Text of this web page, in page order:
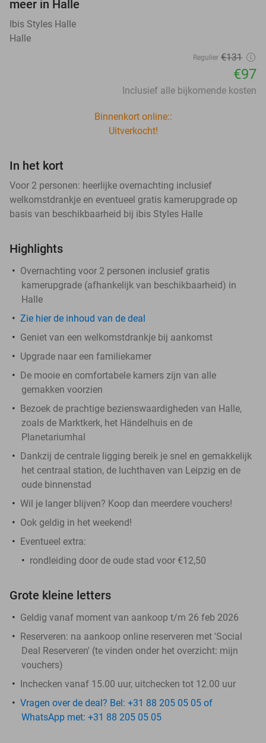
meer in Halle
Ibis Styles Halle
Halle
Regulier €131
€97
Inclusief alle bijkomende kosten
Binnenkort online::
Uitverkocht!
In het kort
Voor 2 personen: heerlijke overnachting inclusief
welkomstdrankje en eventueel gratis kamerupgrade op
basis van beschikbaarheid bij ibis Styles Halle
Highlights
Overnachting voor 2 personen inclusief gratis
kamerupgrade (afhankelijk van beschikbaarheid) in
Halle
Zie hier de inhoud van de deal
Geniet van een welkomstdrankje bij aankomst
Upgrade naar een familiekamer
De mooie en comfortabele kamers zijn van alle
gemakken voorzien
Bezoek de prachtige bezienswaardigheden van Halle,
zoals de Marktkerk, het Händelhuis en de
Planetariumhal
Dankzij de centrale ligging bereik je snel en gemakkelijk
het centraal station, de luchthaven van Leipzig en de
oude binnenstad
Wil je langer blijven? Koop dan meerdere vouchers!
Ook geldig in het weekend!
Eventueel extra:
rondleiding door de oude stad voor €12,50
Grote kleine letters
Geldig vanaf moment van aankoop t/m 26 feb 2026
Reserveren: na aankoop online reserveren met 'Social
Deal Reserveren' (te vinden onder het overzicht: mijn
vouchers)
Inchecken vanaf 15.00 uur, uitchecken tot 12.00 uur
Vragen over de deal? Bel: +31 88 205 05 05 of
WhatsApp met: +31 88 205 05 05